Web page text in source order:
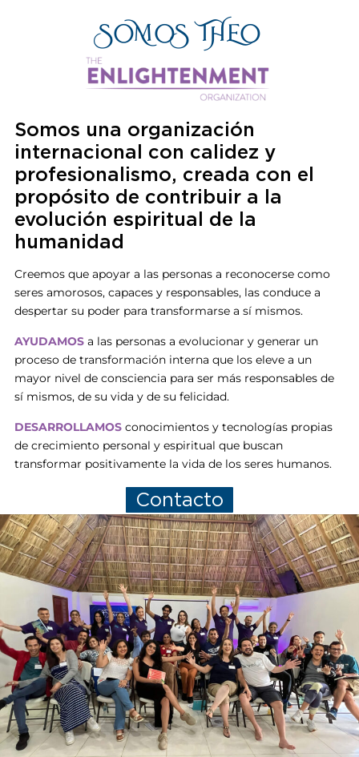
SOMOS THEO
Somos una organización
internacional con calidez y
profesionalismo, creada con el
propósito de contribuir a la
evolución espiritual de la
humanidad
Creemos que apoyar a las personas a reconocerse como
seres amorosos, capaces y responsables, las conduce a
despertar su poder para transformarse a sí mismos.
AYUDAMOSa las personas a evolucionar y generar un
proceso de transformación interna que los eleve a un
mayor nivel de consciencia para ser más responsables de
sí mismos, de su vida y de su felicidad.
DESARROLLAMOSconocimientos y tecnologías propias
de crecimiento personal y espiritual que buscan
transformar positivamente la vida de los seres humanos.
Contacto